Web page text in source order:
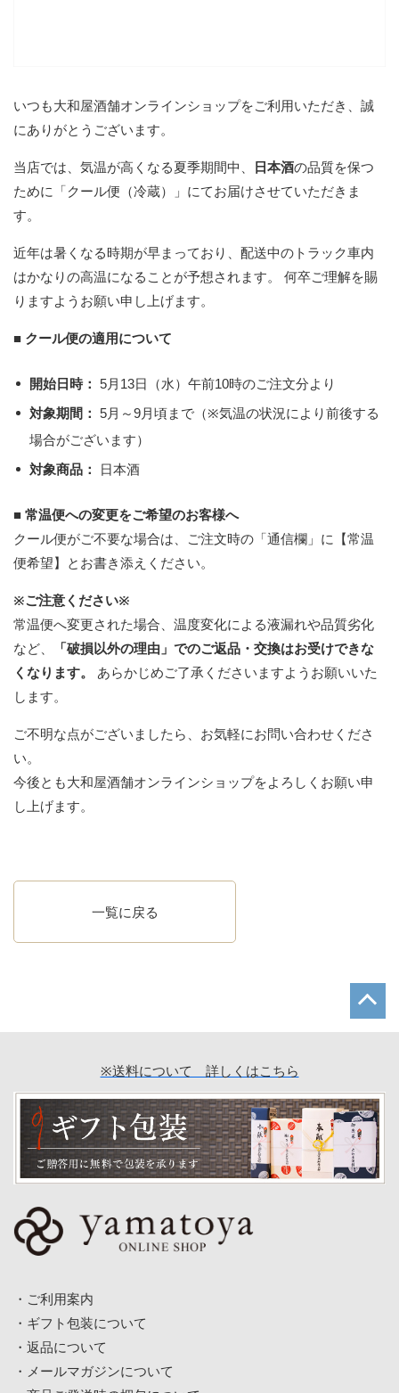
いつも大和屋酒舗オンラインショップをご利用いただき、誠
にありがとうございます。
当店では、気温が高くなる夏季期間中、 日本酒の品質を保つ
ために「クール便（冷蔵）」にてお届けさせていただきま
す。
近年は暑くなる時期が早まっており、配送中のトラック車内
はかなりの高温になることが予想されます。 何卒ご理解を賜
りますようお願い申し上げます。
■ クール便の適用について
開始日時： 5月13日（水）午前10時のご注文分より
対象期間： 5月～9月頃まで（※気温の状況により前後する
場合がございます）
対象商品：
日本酒
■ 常温便への変更をご希望のお客様へ
クール便がご不要な場合は、ご注文時の「通信欄」に【常温
便希望】とお書き添えください。
※ご注意ください※
常温便へ変更された場合、温度変化による液漏れや品質劣化
など、
「破損以外の理由」でのご返品・交換はお受けできな
くなります。
あらかじめご了承くださいますようお願いいた
します。
ご不明な点がございましたら、お気軽にお問い合わせくださ
い。
今後とも大和屋酒舗オンラインショップをよろしくお願い申
し上げます。
一覧に戻る
※送料について 詳しくはこちら
ご利用案内
ギフト包装について
返品について
メールマガジンについて